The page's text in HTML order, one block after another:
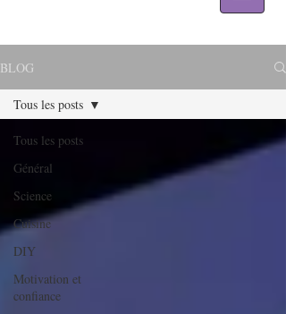
BLOG
Tous les posts
Général
Science
Cuisine
DIY
Motivation et
confiance
Tous les posts